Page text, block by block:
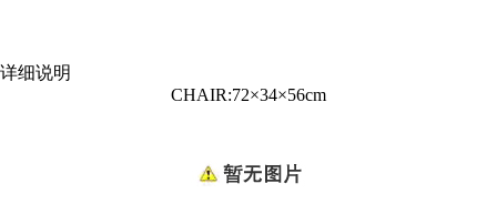
详细说明
CHAIR:72×34×56cm